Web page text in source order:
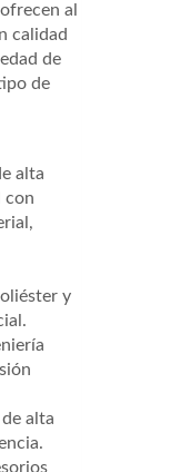
al
calidad
de
de
alta
con
y
alta